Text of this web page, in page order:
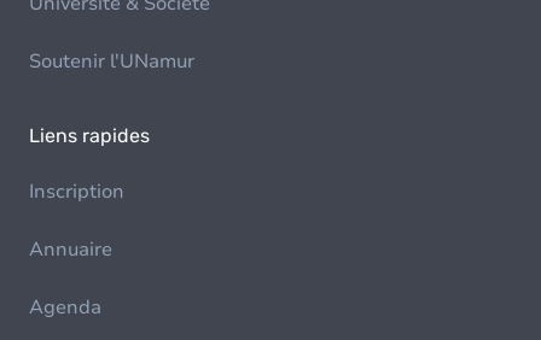
Soutenir l'UNamur
Liens rapides
Inscription
Annuaire
Agenda